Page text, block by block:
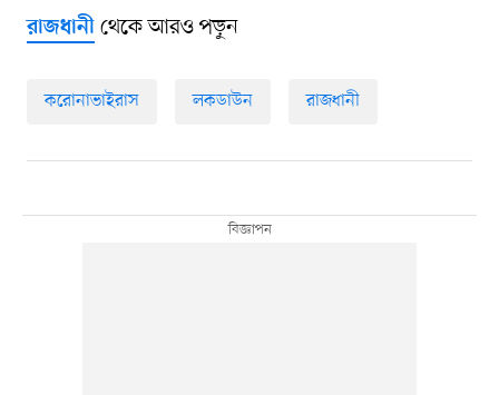
রাজধানীথেকে আরও পড়ুন
করোনাভাইরাস লকডাউন রাজধানী